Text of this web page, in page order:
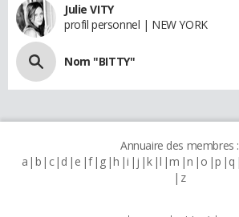
Julie VITY
profil personnel | NEW YORK
Nom "BITTY"
Annuaire des membres :
a b c d e f g h i j k l m n o p q
z